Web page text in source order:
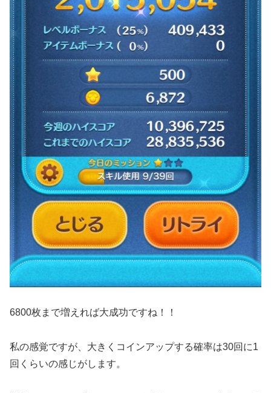
6800枚まで増えれば大成功ですね！！
私の感覚ですが、大きくコインアップする確率は30回に1
回くらいの感じがします。